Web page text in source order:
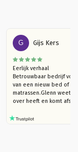
G Gijs Kers
Eerlijk verhaal
Betrouwbaar
van een nieuw bed
matrassen.Glenn
over heeft en komt